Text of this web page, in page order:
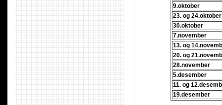
9.oktober
23. og 24.oktober
30.oktober
7.november
13. og
20. og
28.november
5.desember
11. og
19.desember